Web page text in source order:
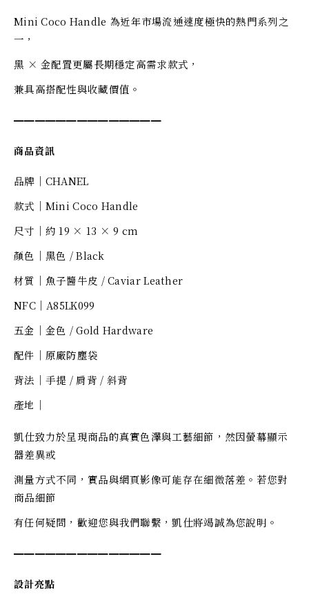
Mini Coco Handle 為近年市場流通速度極快的熱門系列之
一，
黑 × 金配置更屬長期穩定高需求款式，
兼具高搭配性與收藏價值。
━━━━━━━━━━━━━━
商品資訊
品牌｜CHANEL
款式｜Mini Coco Handle
尺寸｜約 19 × 13 × 9 cm
顏色｜黑色 / Black
材質｜魚子醬牛皮 / Caviar Leather
NFC｜A85LK099
五金｜金色 / Gold Hardware
配件｜原廠防塵袋
背法｜手提 / 肩背 / 斜背
產地｜
凱仕致力於呈現商品的真實色澤與工藝細節，然因螢幕顯示
器差異或
測量方式不同，實品與網頁影像可能存在細微落差。若您對
商品細節
有任何疑問，歡迎您與我們聯繫，凱仕將竭誠為您說明。
━━━━━━━━━━━━━━
設計亮點